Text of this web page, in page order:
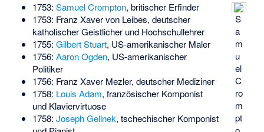
S
a
m
u
el
C
ro
m
pt
1753: Samuel Crompton, britischer Erfinder
1753: Franz Xaver von Leibes, deutscher
katholischer Geistlicher und Hochschullehrer
1755: Gilbert Stuart, US-amerikanischer Maler
1756: Aaron Ogden, US-amerikanischer
Politiker
1756: Franz Xaver Mezler, deutscher Mediziner
1758: Louis Adam, französischer Komponist
und Klaviervirtuose
1758: Joseph Gelinek, tschechischer Komponist